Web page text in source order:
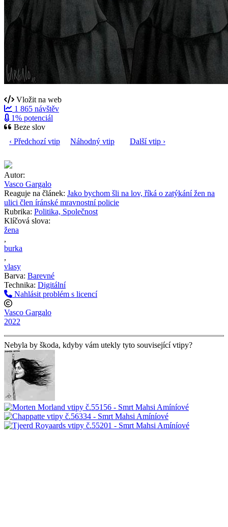
Vložit na web
1 865 návštěv
1% potenciál
Beze slov
‹ Předchozí vtip
Náhodný vtip Další vtip ›
Autor:
Vasco Gargalo
Reaguje na článek: Jako bychom šli na lov, říká o zatýkání žen na
ulici člen íránské mravnostní policie
Rubrika: Politika, Společnost
Klíčová slova:
žena
,
burka
,
vlasy
Barva: Barevné
Technika: Digitální
Nahlásit problém s licencí
Vasco Gargalo
2022
Nebyla by škoda, kdyby vám utekly tyto související vtipy?